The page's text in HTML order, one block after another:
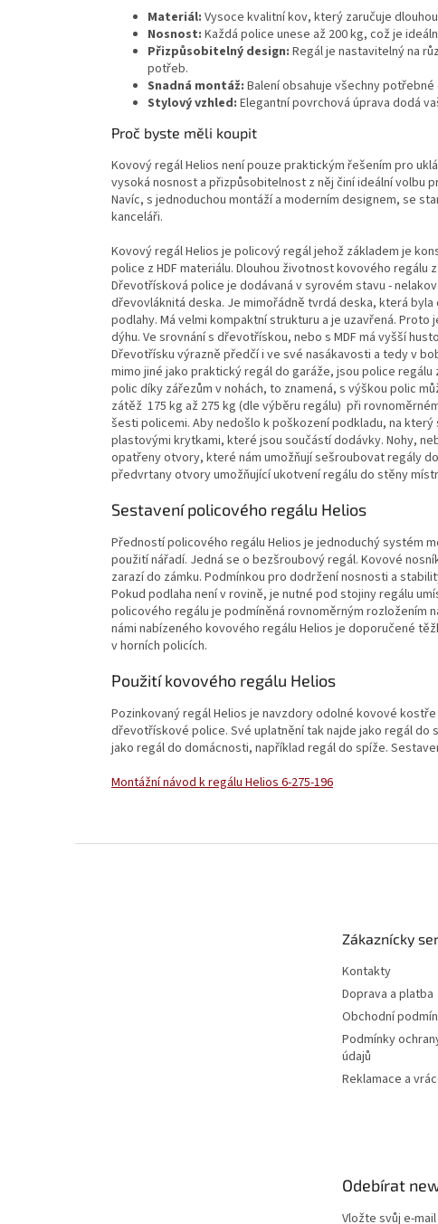
Materiál: Vysoce kvalitní kov, který zaručuje
Nosnost: Každá police unese až 200 kg, což je
Přizpůsobitelný design: Regál je nastavitelný na
potřeb.
Snadná montáž: Balení obsahuje všechny
Stylový vzhled: Elegantní povrchová úprava dodá
Proč byste měli koupit
Kovový regál Helios není pouze praktickým řešením pro
vysoká nosnost a přizpůsobitelnost z něj činí ideální
Navíc, s jednoduchou montáží a moderním designem, se
kanceláři.
Kovový regál Helios je policový regál jehož základem je
police z HDF materiálu. Dlouhou životnost kovového
Dřevotřísková police je dodávaná v syrovém stavu -
dřevovláknitá deska. Je mimořádně tvrdá deska, která
podlahy. Má velmi kompaktní strukturu a je uzavřená. Proto
dýhu. Ve srovnání s dřevotřískou, nebo s MDF má vyšší
Dřevotřísku výrazně předčí i ve své nasákavosti a tedy v
mimo jiné jako praktický regál do garáže, jsou police
polic díky zářezům v nohách, to znamená, s výškou polic
zátěž 175 kg až 275 kg (dle výběru regálu) při
šesti policemi. Aby nedošlo k poškození podkladu, na
plastovými krytkami, které jsou součástí dodávky. Nohy,
opatřeny otvory, které nám umožňují sešroubovat regály
předvrtany otvory umožňující ukotvení regálu do stěny
Sestavení policového regálu Helios
Předností policového regálu Helios je jednoduchý systém
použití nářadí. Jedná se o bezšroubový regál. Kovové
zarazí do zámku. Podmínkou pro dodržení nosnosti a
Pokud podlaha není v rovině, je nutné pod stojiny regálu
policového regálu je podmíněná rovnoměrným rozložením
námi nabízeného kovového regálu Helios je doporučené
v horních policích.
Použití kovového regálu Helios
Pozinkovaný regál Helios je navzdory odolné kovové
dřevotřískové police. Své uplatnění tak najde jako regál
jako regál do domácnosti, například regál do spíže.
Montážní návod k regálu Helios 6-275-196
Zákaznícky
Kontakty
Doprava a platba
Obchodní
Podmínky
údajů
Reklamace a
Odebírat
Vložte svůj e-